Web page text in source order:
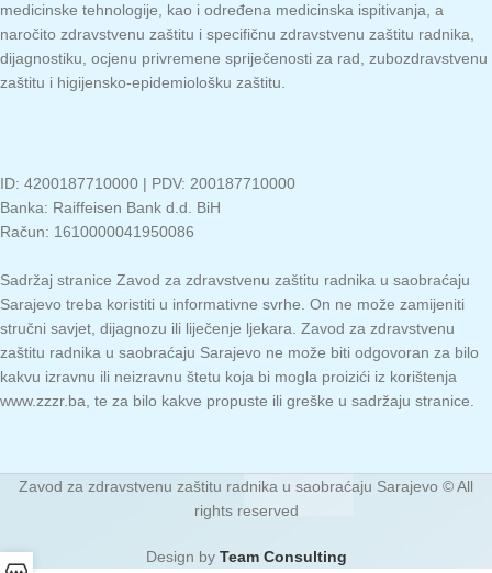
medicinske tehnologije, kao i određena medicinska ispitivanja, a
naročito zdravstvenu zaštitu i specifičnu zdravstvenu zaštitu radnika,
dijagnostiku, ocjenu privremene spriječenosti za rad, zubozdravstvenu
zaštitu i higijensko-epidemiološku zaštitu.
ID: 4200187710000 | PDV: 200187710000
Banka: Raiffeisen Bank d.d. BiH
Račun: 1610000041950086
Sadržaj stranice Zavod za zdravstvenu zaštitu radnika u saobraćaju
Sarajevo treba koristiti u informativne svrhe. On ne može zamijeniti
stručni savjet, dijagnozu ili liječenje ljekara. Zavod za zdravstvenu
zaštitu radnika u saobraćaju Sarajevo ne može biti odgovoran za bilo
kakvu izravnu ili neizravnu štetu koja bi mogla proizići iz korištenja
www.zzzr.ba, te za bilo kakve propuste ili greške u sadržaju stranice.
Zavod za zdravstvenu zaštitu radnika u saobraćaju Sarajevo © All
rights reserved
Design by Team Consulting